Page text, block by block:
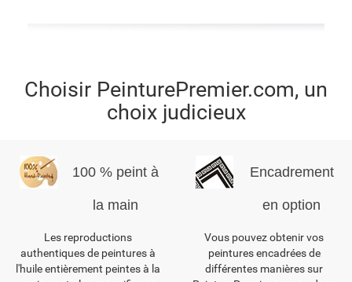
Choisir PeinturePremier.com, un
choix judicieux
100 % peint à
la main
Les reproductions
authentiques de peintures à
l'huile entièrement peintes à la
Encadrement
en option
Vous pouvez obtenir vos
peintures encadrées de
différentes manières sur